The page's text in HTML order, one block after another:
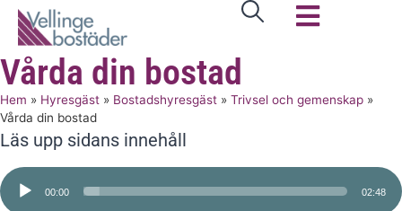
Vårda din bostad
Hem » Hyresgäst » Bostadshyresgäst » Trivsel och gemenskap »
Vårda din bostad
Läs upp sidans innehåll
Ljudspelare
00:00 02:48